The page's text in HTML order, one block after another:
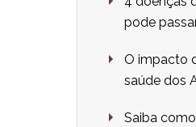
pode
O impacto
saúde dos
Saiba